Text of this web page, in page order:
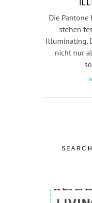
Die Pantone
stehen
Illuminating.
nicht nur